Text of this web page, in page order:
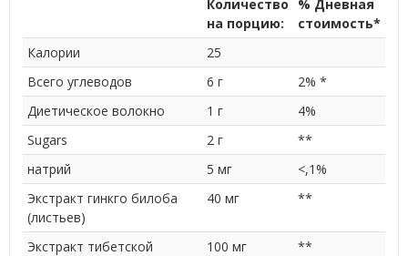
Количество
на порцию:
% Дневная
стоимость*
Калории
25
Всего углеводов
6 г
2% *
Диетическое волокно
1 г
4%
Sugars
2 г
**
натрий
5 мг
<,1%
Экстракт гинкго билоба
(листьев)
40 мг **
Экстракт тибетской
100 мг **